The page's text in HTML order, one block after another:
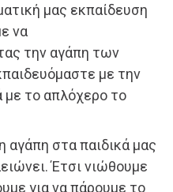
μας εκπαίδευση
να
την αγάπη των
με την
με το απλόχερο το
αγάπη στα παιδικά μας
Έτσι νιώθουμε
για να πάρουμε το